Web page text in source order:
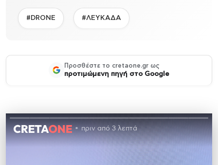
#DRONE #ΛΕΥΚΑΔΑ
Προσθέστε το cretaone.gr ως
προτιμώμενη πηγή στο Google
πριν από 3 λεπτά